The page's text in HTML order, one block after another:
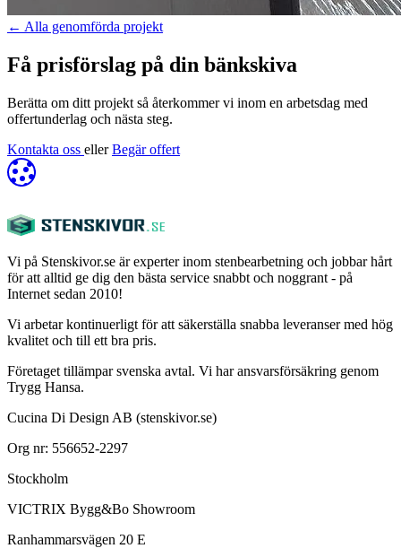
← Alla genomförda projekt
Få prisförslag på din bänkskiva
Berätta om ditt projekt så återkommer vi inom en arbetsdag med
offertunderlag och nästa steg.
Kontakta oss eller Begär offert
Vi på Stenskivor.se är experter inom stenbearbetning och jobbar hårt
för att alltid ge dig den bästa service snabbt och noggrant - på
Internet sedan 2010!
Vi arbetar kontinuerligt för att säkerställa snabba leveranser med hög
kvalitet och till ett bra pris.
Företaget tillämpar svenska avtal. Vi har ansvarsförsäkring genom
Trygg Hansa.
Cucina Di Design AB (stenskivor.se)
Org nr: 556652-2297
Stockholm
VICTRIX Bygg&Bo Showroom
Ranhammarsvägen 20 E